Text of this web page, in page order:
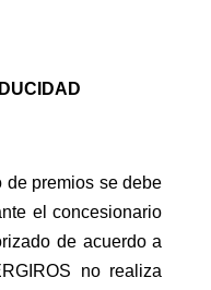
de premios se debe
el concesionario
de acuerdo a
no realiza